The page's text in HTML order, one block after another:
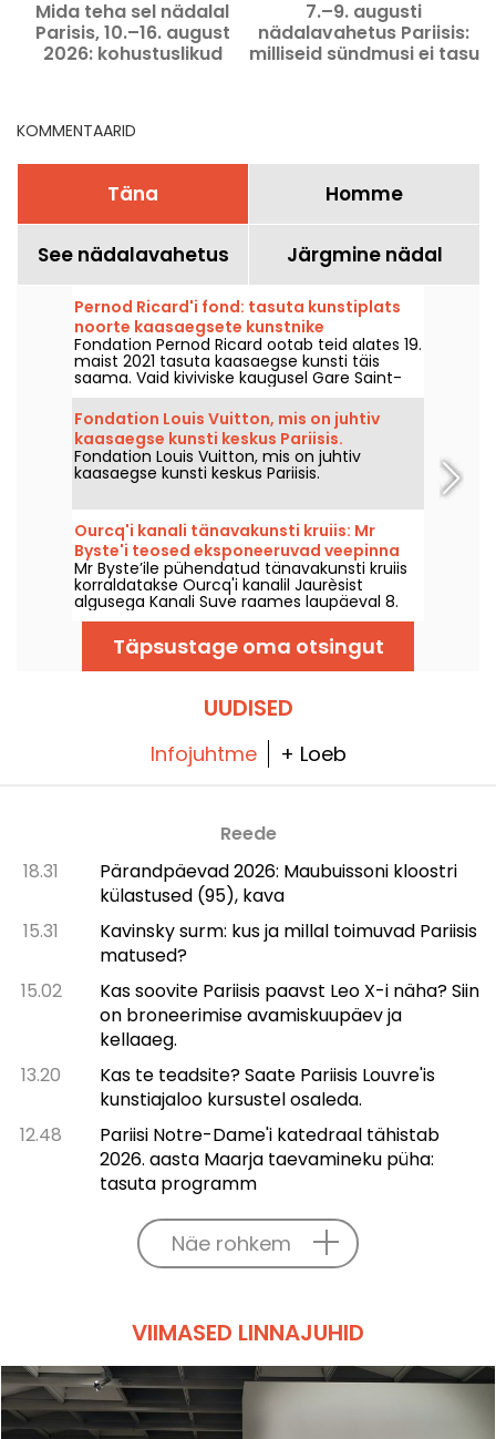
Mida teha sel nädalal
Parisis, 10.–16. august
2026: kohustuslikud
7.–9. augusti
nädalavahetus Pariisis:
milliseid sündmusi ei tasu
KOMMENTAARID
Täna Homme
See nädalavahetus Järgmine nädal
Pernod Ricard'i fond: tasuta kunstiplats
noorte kaasaegsete kunstnike
edendamiseks
Fondation Pernod Ricard ootab teid alates 19.
maist 2021 tasuta kaasaegse kunsti täis
saama. Vaid kiviviske kaugusel Gare Saint-
Lazare'ist pakub see noorte kunstnike näitusi,
loenguid, töötubasid ja arutelusid.
Fondation Louis Vuitton, mis on juhtiv
kaasaegse kunsti keskus Pariisis.
Fondation Louis Vuitton, mis on juhtiv
kaasaegse kunsti keskus Pariisis.
Ourcq'i kanali tänavakunsti kruiis: Mr
Byste'i teosed eksponeeruvad veepinna
kohal voolavalt
Mr Byste’ile pühendatud tänavakunsti kruiis
korraldatakse Ourcq'i kanalil Jaurèsist
algusega Kanali Suve raames laupäeval 8.
augustil 2026. Programm sisaldab: laeval
toimuvat näitust, veest nähtavate
freskodest giidiga ringkäiku ja kunstniku
šabloonide universumi avastamist.
Täpsustage oma otsingut
UUDISED
Infojuhtme + Loeb
Reede
18.31
Pärandpäevad 2026: Maubuissoni kloostri
külastused (95), kava
15.31
Kavinsky surm: kus ja millal toimuvad Pariisis
matused?
15.02
Kas soovite Pariisis paavst Leo X-i näha? Siin
on broneerimise avamiskuupäev ja
kellaaeg.
13.20
Kas te teadsite? Saate Pariisis Louvre'is
kunstiajaloo kursustel osaleda.
12.48
Pariisi Notre-Dame'i katedraal tähistab
2026. aasta Maarja taevamineku püha:
tasuta programm
Näe rohkem
VIIMASED LINNAJUHID